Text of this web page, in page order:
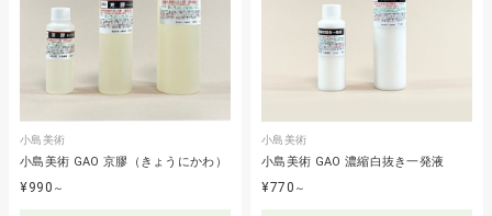
小島美術
小島美術 GAO 京膠（きょうにかわ）
¥990 ～
小島美術
小島美術 GAO 濃縮白抜き一発液
¥770 ～